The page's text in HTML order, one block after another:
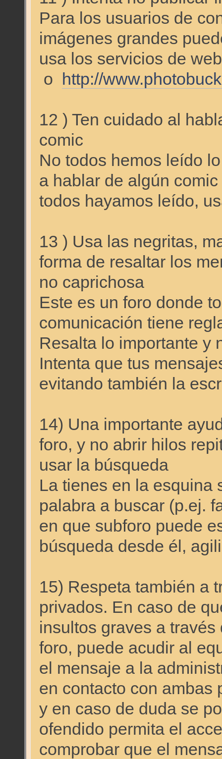
Para los usuarios de
imágenes grandes
usa los servicios de
o
http://
12 ) Ten cuidado al
comic
No todos hemos leído
a hablar de algún
todos hayamos leído,
13 ) Usa las negritas,
forma de resaltar los
no caprichosa
Este es un foro donde
comunicación tiene
Resalta lo importante y
Intenta que tus
evitando también la
14) Una importante
foro, y no abrir hilos
usar la búsqueda
La tienes en la esquina
palabra a buscar (p.ej.
en que subforo puede
búsqueda desde él,
15) Respeta también a
privados. En caso de
insultos graves a
foro, puede acudir al
el mensaje a la
en contacto con ambas
y en caso de duda se
ofendido permita el
comprobar que el